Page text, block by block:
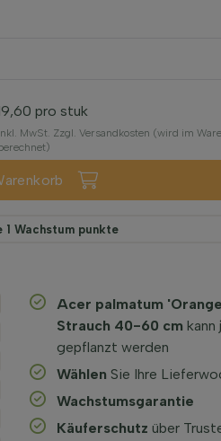
pro stuk
MwSt. Zzgl. Versandkosten (wird im
1 Wachstum punkte
Acer palmatum
Strauch 40-60 cm
gepflanzt werden
Wählen Sie Ihre
Wachstums­garantie
Käuferschutz über